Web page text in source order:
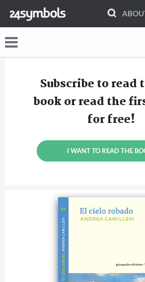
Subscribe to read
book or read the
for free!
I WANT TO READ THE